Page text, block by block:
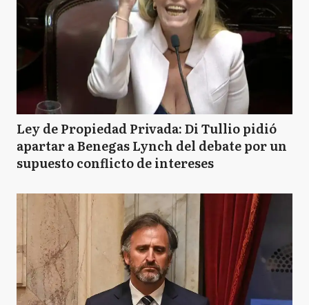
Ley de Propiedad Privada: Di Tullio pidió
apartar a Benegas Lynch del debate por un
supuesto conflicto de intereses